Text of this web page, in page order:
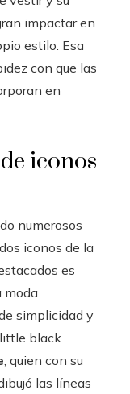
impactar en
estilo. Esa
con que las
en
iconos
numerosos
iconos de la
es
moda
simplicidad y
black
, quien con su
las líneas